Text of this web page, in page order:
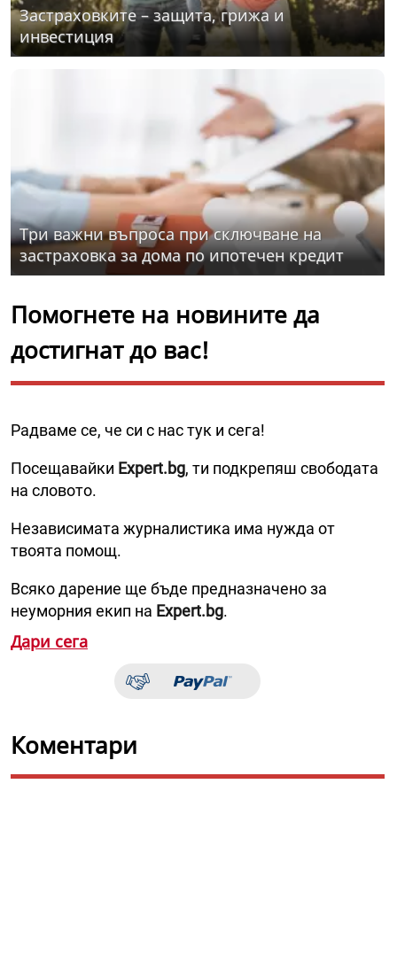
Застраховките – защита, грижа и
инвестиция
Три важни въпроса при сключване на
застраховка за дома по ипотечен кредит
Помогнете на новините да
достигнат до вас!
Радваме се, че си с нас тук и сега!
Посещавайки Expert.bg, ти подкрепяш свободата
на словото.
Независимата журналистика има нужда от
твоята помощ.
Всяко дарение ще бъде предназначено за
неуморния екип на Expert.bg.
Дари сега
Коментари